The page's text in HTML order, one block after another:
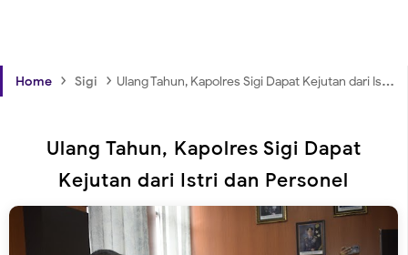
Home › Sigi › Ulang Tahun, Kapolres Sigi Dapat Kejutan dari Istri dan Personel
Ulang Tahun, Kapolres Sigi Dapat
Kejutan dari Istri dan Personel